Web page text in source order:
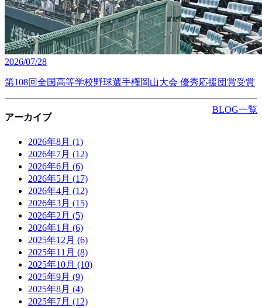
2026/07/28
第108回全国高等学校野球選手権岡山大会 優秀応援団賞受賞
BLOG一覧
アーカイブ
2026年8月 (1)
2026年7月 (12)
2026年6月 (6)
2026年5月 (17)
2026年4月 (12)
2026年3月 (15)
2026年2月 (5)
2026年1月 (6)
2025年12月 (6)
2025年11月 (8)
2025年10月 (10)
2025年9月 (9)
2025年8月 (4)
2025年7月 (12)